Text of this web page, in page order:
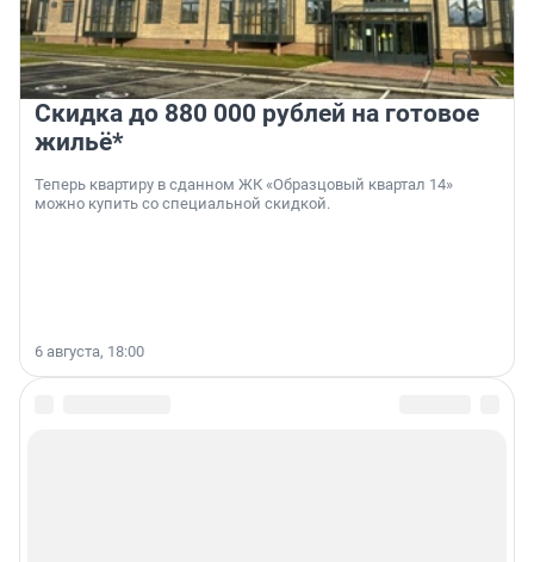
Скидка до 880 000 рублей на готовое
жильё*
Теперь квартиру в сданном ЖК «Образцовый квартал 14»
можно купить со специальной скидкой.
6 августа, 18:00